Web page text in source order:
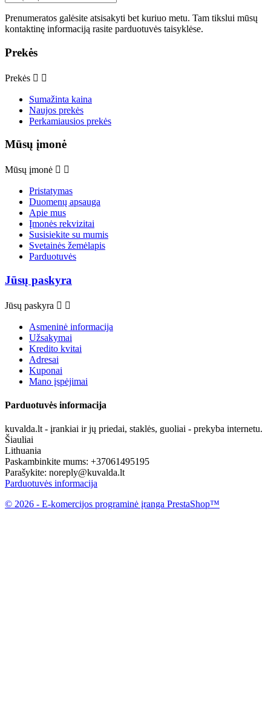
Prenumeratos galėsite atsisakyti bet kuriuo metu. Tam tikslui mūsų
kontaktinę informaciją rasite parduotuvės taisyklėse.
Prekės
Prekės  
Sumažinta kaina
Naujos prekės
Perkamiausios prekės
Mūsų įmonė
Mūsų įmonė  
Pristatymas
Duomenų apsauga
Apie mus
Įmonės rekvizitai
Susisiekite su mumis
Svetainės žemėlapis
Parduotuvės
Jūsų paskyra
Jūsų paskyra  
Asmeninė informacija
Užsakymai
Kredito kvitai
Adresai
Kuponai
Mano įspėjimai
Parduotuvės informacija
kuvalda.lt - įrankiai ir jų priedai, staklės, guoliai - prekyba internetu.
Šiauliai
Lithuania
Paskambinkite mums: +37061495195
Parašykite: noreply@kuvalda.lt
Parduotuvės informacija
© 2026 - E-komercijos programinė įranga PrestaShop™